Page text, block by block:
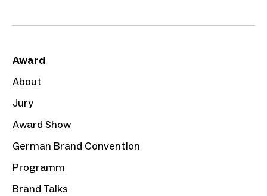
Award
About
Jury
Award Show
German Brand Convention
Programm
Brand Talks